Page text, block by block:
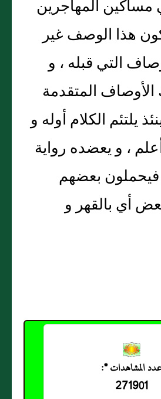
مساكين المهاجرين
هذا الوصف غير
التي قبله ، و
المتقدمة
يلتئم الكلام أوله و
، و يعضده رواية
بعضهم
أي بالقهر و
المشاهدات *:
271901